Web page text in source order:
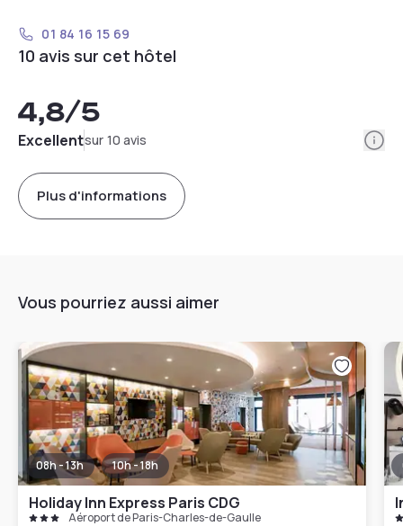
01 84 16 15 69
10 avis sur cet hôtel
4,8/5
Excellentsur 10 avis
Plus d'informations
Vous pourriez aussi aimer
08h - 13h 10h - 18h
Holiday Inn Express Paris CDG
Aéroport de Paris-Charles-de-Gaulle